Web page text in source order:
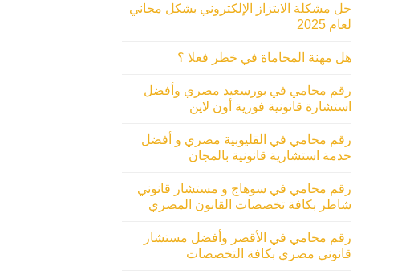
حل مشكلة الابتزاز الإلكتروني بشكل مجاني
لعام 2025
هل مهنة المحاماة في خطر فعلا ؟
رقم محامي في بورسعيد مصري وأفضل
استشارة قانونية فورية أون لاين
رقم محامي في القليوبية مصري و أفضل
خدمة استشارية قانونية بالمجان
رقم محامي في سوهاج و مستشار قانوني
شاطر بكافة تخصصات القانون المصري
رقم محامي في الأقصر وأفضل مستشار
قانوني مصري بكافة التخصصات